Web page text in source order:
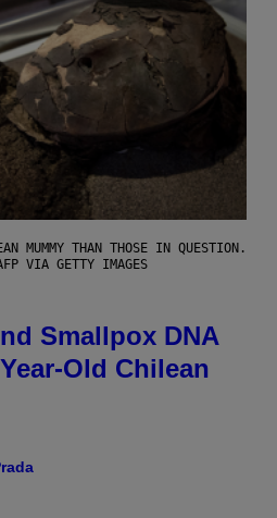
MUMMY THAN THOSE IN QUESTION.
VIA GETTY IMAGES
Smallpox DNA
Old Chilean